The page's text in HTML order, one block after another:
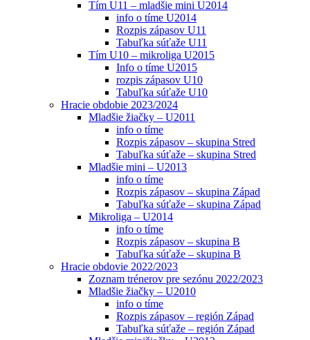
Tím U11 – mladšie mini U2014
info o tíme U2014
Rozpis zápasov U11
Tabuľka súťaže U11
Tím U10 – mikroliga U2015
Info o tíme U2015
rozpis zápasov U10
Tabuľka súťaže U10
Hracie obdobie 2023/2024
Mladšie žiačky – U2011
info o tíme
Rozpis zápasov – skupina Stred
Tabuľka súťaže – skupina Stred
Mladšie mini – U2013
info o tíme
Rozpis zápasov – skupina Západ
Tabuľka súťaže – skupina Západ
Mikroliga – U2014
info o tíme
Rozpis zápasov – skupina B
Tabuľka súťaže – skupina B
Hracie obdovie 2022/2023
Zoznam trénerov pre sezónu 2022/2023
Mladšie žiačky – U2010
info o tíme
Rozpis zápasov – región Západ
Tabuľka súťaže – región Západ